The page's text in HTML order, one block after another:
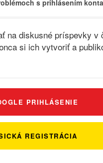
s prihlásením
na diskusné príspevky
si ich vytvoriť a
PRIHLÁSENIE
REGISTRÁCIA